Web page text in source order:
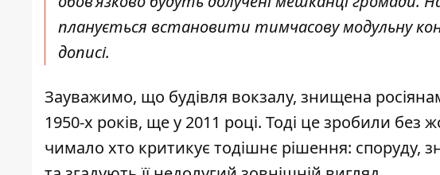
планується встановити тимчасову модульну
дописі.
Зауважимо, що будівля вокзалу, знищена
1950-х років, ще у 2011 році. Тоді це зробили без
чимало хто критикує тодішнє рішення: споруду,